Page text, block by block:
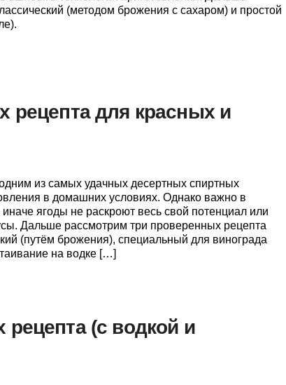
(методом брожения с сахаром) и простой
рецепта для красных и
из самых удачных десертных спиртных
в домашних условиях. Однако важно в
ягоды не раскроют весь свой потенциал или
Дальше рассмотрим три проверенных рецепта
(путём брожения), специальный для винограда
на водке […]
(с водкой и